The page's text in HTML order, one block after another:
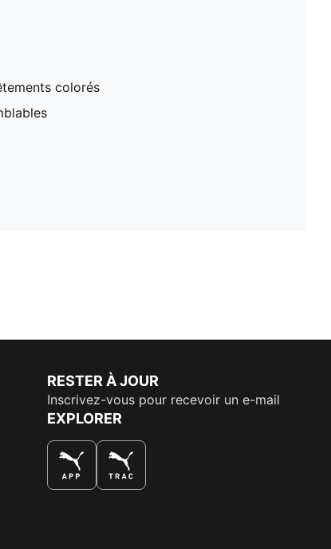
colorés
RESTER À JOUR
Inscrivez-vous pour recevoir un e-mail
EXPLORER